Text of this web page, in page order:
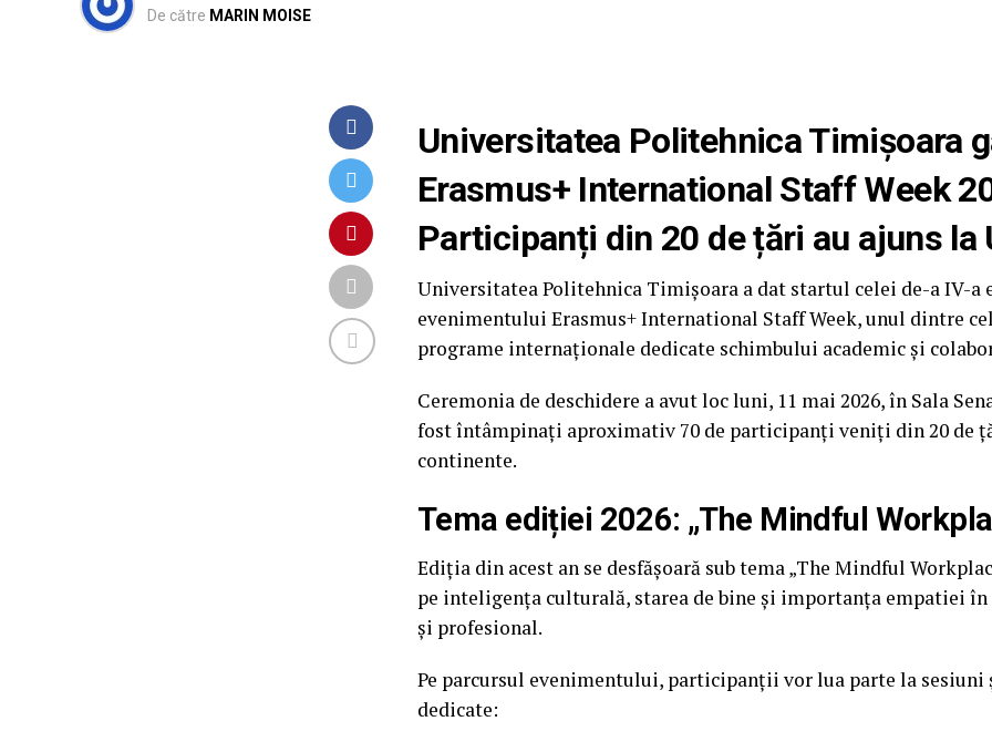
De către MARIN MOISE
Universitatea Politehnica Timișoara
Erasmus+ International Staff Week
Participanți din 20 de țări au ajuns la
Universitatea Politehnica Timișoara a dat startul celei de-a IV-a
evenimentului Erasmus+ International Staff Week, unul dintre
programe internaționale dedicate schimbului academic și
Ceremonia de deschidere a avut loc luni, 11 mai 2026, în Sala
fost întâmpinați aproximativ 70 de participanți veniți din 20 de
continente.
Tema ediției 2026: „The Mindful
Ediția din acest an se desfășoară sub tema „The Mindful
pe inteligența culturală, starea de bine și importanța empatiei
și profesional.
Pe parcursul evenimentului, participanții vor lua parte la
dedicate: